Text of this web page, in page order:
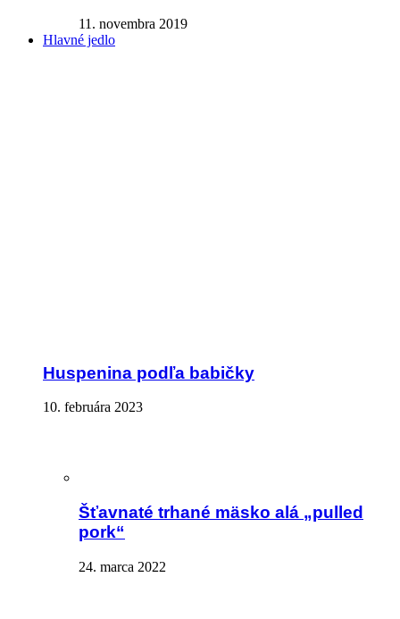
11. novembra 2019
Hlavné jedlo
Huspenina podľa babičky
10. februára 2023
Šťavnaté trhané mäsko alá „pulled
pork“
24. marca 2022